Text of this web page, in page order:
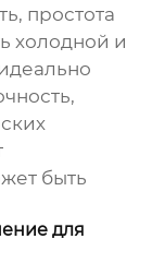
простота
холодной и
быть
для